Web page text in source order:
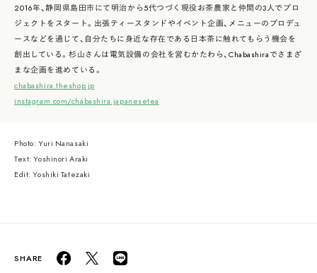
2016年、静岡県島田市にて明治から5代つづく現役お茶農家と仲間の3人でプロ
ジェクトをスタート。出張ティースタンドやイベント企画、メニューのプロデュ
ースなどを通じて、自分たちに身近な存在である日本茶に触れてもらう機会を
創出している。杉山さんは電気設備の会社を営むかたわら、Chabashiraでさまざ
まな企画を進めている。
chabashira.theshop.jp
instagram.com/chabashira.japanesetea
Photo: Yuri Nanasaki
Text: Yoshinori Araki
Edit: Yoshiki Tatezaki